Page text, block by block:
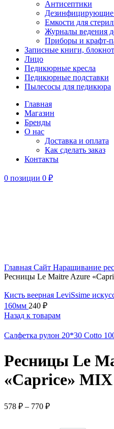
Антисептики
Дезинфицирующие
Емкости для
Журналы ведения
Приборы и крафт-
Записные книги,
Лицо
Педикюрные кресла
Педикюрные подставки
Пылесосы для педикюра
Главная
Магазин
Бренды
О нас
Доставка и оплата
Как сделать заказ
Контакты
0 позиции 0 ₽
Главная Сайт Наращивание
Ресницы Le Maitre Azure
Кисть веерная LeviSsime
160мм 240 ₽
Назад к товарам
Салфетка рулон 20*30 Cotto
Ресницы Le
«Caprice»
578 ₽ – 770 ₽